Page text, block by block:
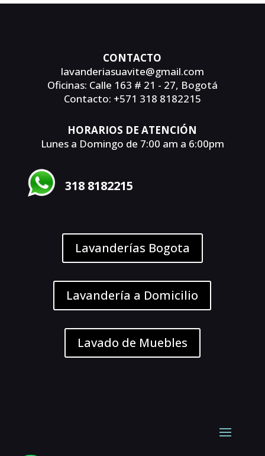
CONTACTO
lavanderiasuavite@gmail.com
Oficinas: Calle 163 # 21 - 27, Bogotá
Contacto: +571 318 8182215
HORARIOS DE ATENCIÓN
Lunes a Domingo de 7:00 am a 6:00pm
318 8182215
Lavanderías Bogota
Lavandería a Domicilio
Lavado de Muebles